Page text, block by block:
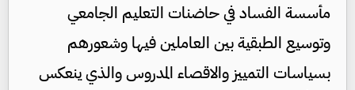
مأسسة الفساد في حاضنات التعليم الجامعي
وتوسيع الطبقية بين العاملين فيها وشعورهم
بسياسات التمييز والاقصاء المدروس والذي ينعكس